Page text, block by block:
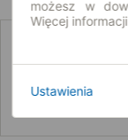
Poniżej
możesz w
Więcej
Ustawienia